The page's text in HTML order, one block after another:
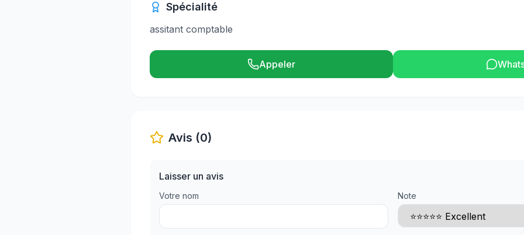
Spécialité
assitant comptable
Appeler
Avis (0)
Laisser un avis
Votre nom Note